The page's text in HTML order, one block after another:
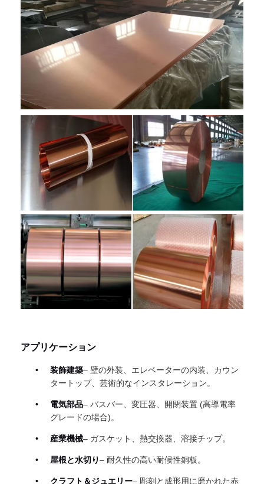
アプリケーション
装飾建築– 壁の外装、エレベーターの内装、カウン
タートップ、芸術的なインスタレーション。
電気部品– バスバー、変圧器、開閉装置 (高導電率
グレードの場合)。
産業機械– ガスケット、熱交換器、溶接チップ。
屋根と水切り– 耐久性の高い耐候性銅板。
クラフト＆ジュエリー– 彫刻と成形用に磨かれた赤